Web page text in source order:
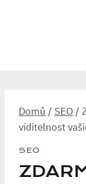
Domů / SEO /
viditelnost
SEO